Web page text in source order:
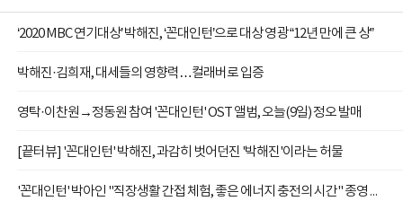
‘2020 MBC 연기대상’ 박해진, ‘꼰대인턴’으로 대상 영광 “12년 만에 큰 상”
박해진·김희재, 대세들의 영향력…컬래버로 입증
영탁·이찬원→정동원 참여 '꼰대인턴' OST 앨범, 오늘(9일) 정오 발매
[끝터뷰] '꼰대인턴' 박해진, 과감히 벗어던진 '박해진'이라는 허물
'꼰대인턴' 박아인 "직장생활 간접 체험, 좋은 에너지 충전의 시간" 종영 소감